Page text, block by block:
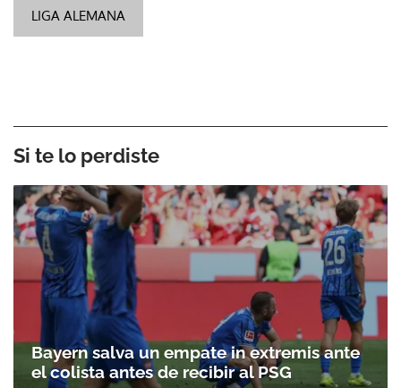
LIGA ALEMANA
Si te lo perdiste
Bayern salva un empate in extremis ante
el colista antes de recibir al PSG